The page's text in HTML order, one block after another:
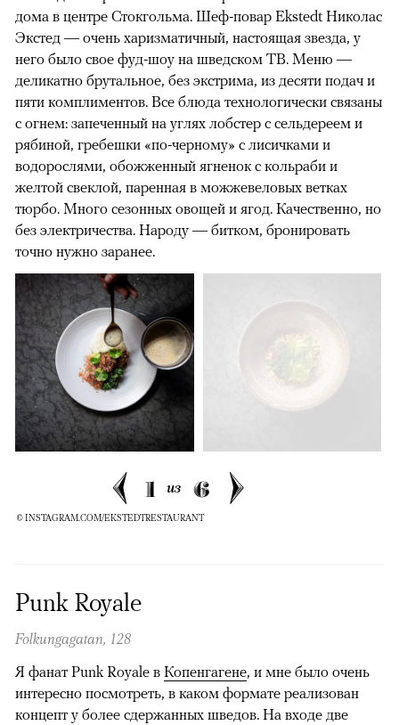
дома в центре Стокгольма. Шеф-повар Ekstedt Николас
Экстед — очень харизматичный, настоящая звезда, у
него было свое фуд-шоу на шведском ТВ. Меню —
деликатно брутальное, без экстрима, из десяти подач и
пяти комплиментов. Все блюда технологически связаны
с огнем: запеченный на углях лобстер с сельдереем и
рябиной, гребешки «по-черному» с лисичками и
водорослями, обожженный ягненок с кольраби и
желтой свеклой, паренная в можжевеловых ветках
тюрбо. Много сезонных овощей и ягод. Качественно, но
без электричества. Народу — битком, бронировать
точно нужно заранее.
1 из 6
© INSTAGRAM.COM/EKSTEDTRESTAURANT
Punk Royale
Folkungagatan, 128
Я фанат Punk Royale в Копенгагене, и мне было очень
интересно посмотреть, в каком формате реализован
концепт у более сдержанных шведов. На входе две